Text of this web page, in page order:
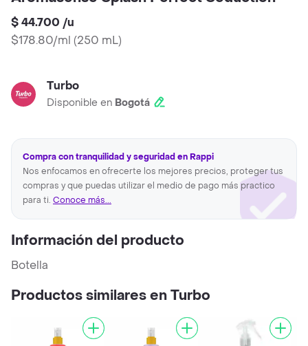
$ 44.700 /u
$178.80/ml (250 mL)
Turbo
Disponible en Bogotá
Compra con tranquilidad y seguridad en Rappi
Nos enfocamos en ofrecerte los mejores precios, proteger tus
compras y que puedas utilizar el medio de pago más practico
para ti. Conoce más...
Información del producto
Botella
Productos similares en Turbo